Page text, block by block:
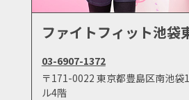
ファイトフィット池袋
03-6907-1372
〒171-0022 東京都豊島区南池袋
ル4階